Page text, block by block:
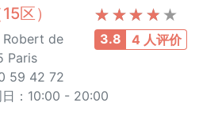
3.8 4 人评价
区）
Robert de
Paris
59 42 72
日：10:00 - 20:00